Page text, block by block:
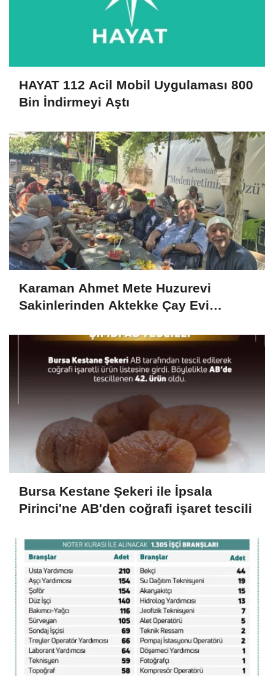
HAYAT 112 Acil Mobil Uygulaması 800
Bin İndirmeyi Aştı
Karaman Ahmet Mete Huzurevi
Sakinlerinden Aktekke Çay Evi
Bursa Kestane Şekeri ile İpsala
Pirinci'ne AB'den coğrafi işaret tescili